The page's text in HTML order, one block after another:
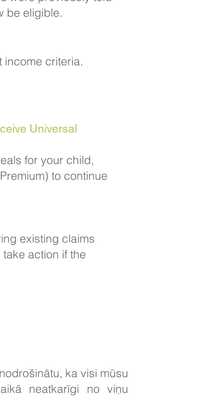
be eligible.​
income criteria.​
Universal
for your child,
to continue
existing claims
action if the
ka visi mūsu
neatkarīgi no viņu